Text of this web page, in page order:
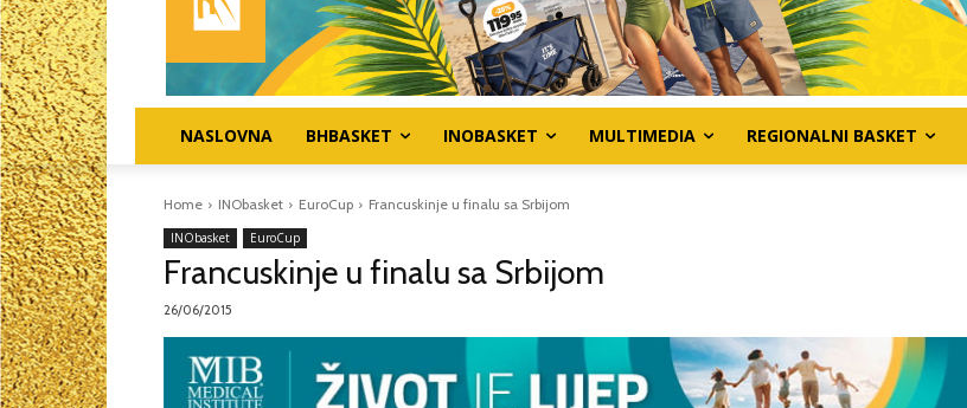
NASLOVNA BHBASKET INOBASKET MULTIMEDIA REGIONALNI BASKET
Home INObasket EuroCup Francuskinje u finalu sa Srbijom
INObasket EuroCup
Francuskinje u finalu sa Srbijom
26/06/2015